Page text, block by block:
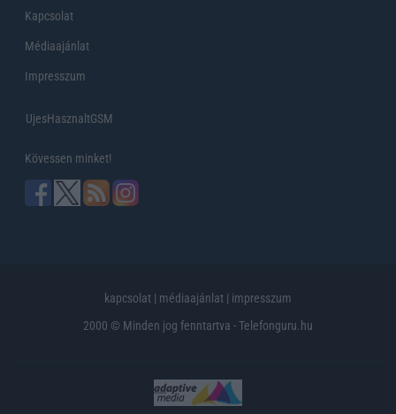
Kapcsolat
Médiaajánlat
Impresszum
UjesHasznaltGSM
Kövessen minket!
kapcsolat | médiaajánlat | impresszum
2000 © Minden jog fenntartva - Telefonguru.hu